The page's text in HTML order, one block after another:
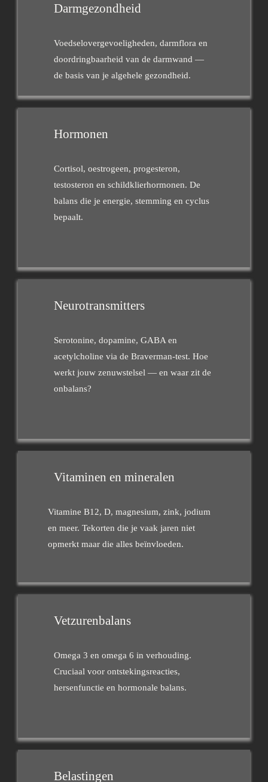
Darmgezondheid
Voedselovergevoeligheden, darmflora en
doordringbaarheid van de darmwand —
de basis van je algehele gezondheid.
Hormonen
Cortisol, oestrogeen, progesteron,
testosteron en schildklierhormonen. De
balans die je energie, stemming en cyclus
bepaalt.
Neurotransmitters
Serotonine, dopamine, GABA en
acetylcholine via de Braverman-test. Hoe
werkt jouw zenuwstelsel — en waar zit de
onbalans?
Vitaminen en mineralen
Vitamine B12, D, magnesium, zink, jodium
en meer. Tekorten die je vaak jaren niet
opmerkt maar die alles beïnvloeden.
Vetzurenbalans
Omega 3 en omega 6 in verhouding.
Cruciaal voor ontstekingsreacties,
hersenfunctie en hormonale balans.
Belastingen